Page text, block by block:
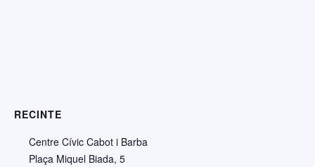
RECINTE
Centre Cívic Cabot i Barba
Plaça Miquel Biada, 5